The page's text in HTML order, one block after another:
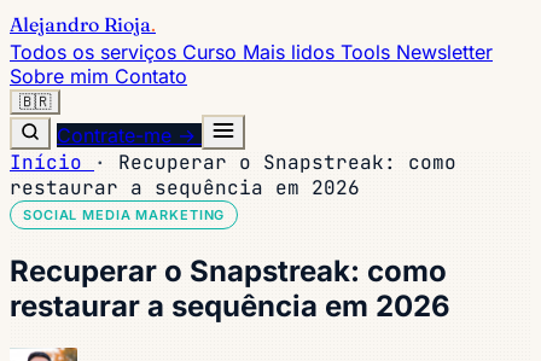
Alejandro Rioja.
Todos os serviços Curso Mais lidos Tools Newsletter
Sobre mim Contato
🇧🇷
Contrate-me →
Início ·
Recuperar o Snapstreak: como
restaurar a sequência em 2026
SOCIAL MEDIA MARKETING
Recuperar o Snapstreak: como
restaurar a sequência em 2026